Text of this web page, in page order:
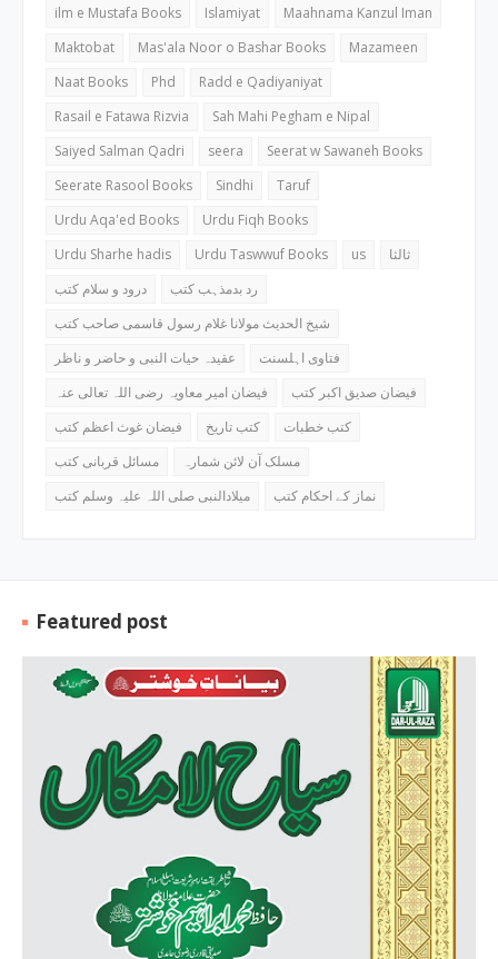
ilm e Mustafa Books
Islamiyat
Maahnama Kanzul Iman
Maktobat
Mas'ala Noor o Bashar Books
Mazameen
Naat Books
Phd
Radd e Qadiyaniyat
Rasail e Fatawa Rizvia
Sah Mahi Pegham e Nipal
Saiyed Salman Qadri
seera
Seerat w Sawaneh Books
Seerate Rasool Books
Sindhi
Taruf
Urdu Aqa'ed Books
Urdu Fiqh Books
Urdu Sharhe hadis
Urdu Taswwuf Books us
ثالثا
درود و سلام کتب
رد بدمذہب کتب
شیخ الحدیث مولانا غلام رسول قاسمی صاحب کتب
عقیدہ حیات النبی و حاضر و ناظر
فتاوی اہلسنت
فیضان امیر معاویہ رضی اللہ تعالی عنہ
فیضان صدیق اکبر کتب
فیضان غوث اعظم کتب
کتب تاریخ
کتب خطبات
مسائل قربانی کتب
مسلک آن لائن شمارہ
میلادالنبی صلی اللہ علیہ وسلم کتب
نماز کے احکام کتب
Featured post